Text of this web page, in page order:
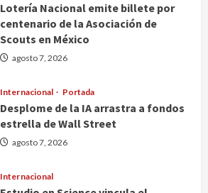
Lotería Nacional emite billete por
centenario de la Asociación de
Scouts en México
agosto 7, 2026
Internacional Portada
Desplome de la IA arrastra a fondos
estrella de Wall Street
agosto 7, 2026
Internacional